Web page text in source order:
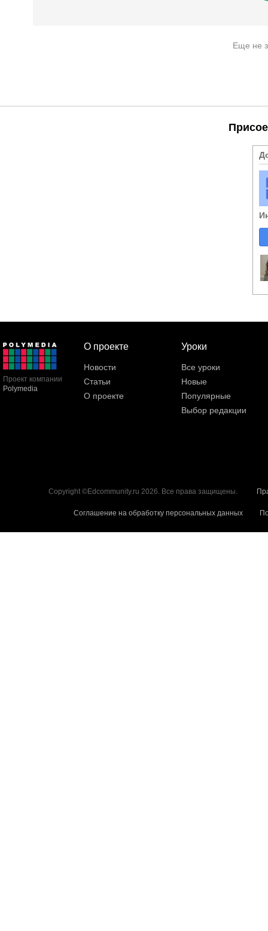
Еще не
Проект компании
Polymedia
О проекте
Новости
Статьи
О проекте
Уроки
Все уроки
Новые
Популярные
Выбор редакции
Copyright ©Edcommunity.ru 2026. Все права защищены.
Соглашение на обработку персональных данных